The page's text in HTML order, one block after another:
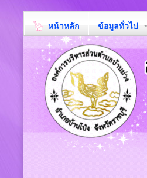
หน้าหลัก ข้อมูลทั่วไป